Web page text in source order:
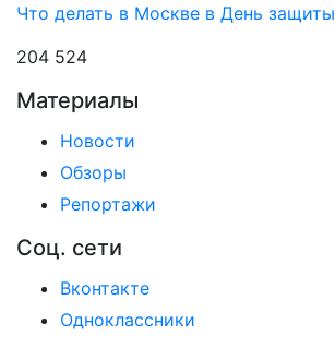
Что делать в Москве в День защиты
204 524
Материалы
Новости
Обзоры
Репортажи
Соц. сети
Вконтакте
Одноклассники